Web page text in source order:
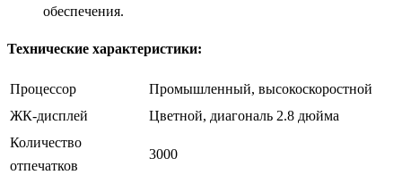
обеспечения.
Технические характеристики:
Процессор
Промышленный, высокоскоростной
ЖК-дисплей
Цветной, диагональ 2.8 дюйма
Количество
отпечатков
3000